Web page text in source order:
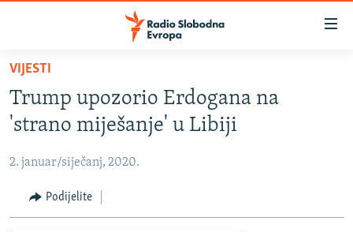
Pređite
glavni
sadržaj
na
navigaciju
Pređite
BOSNA I HERCEGOVINA
KOSOVO
CRNA GORA
VIJESTI
Trump upozorio Erdogana na
'strano miješanje' u Libiji
2. januar/siječanj, 2020.
Podijelite